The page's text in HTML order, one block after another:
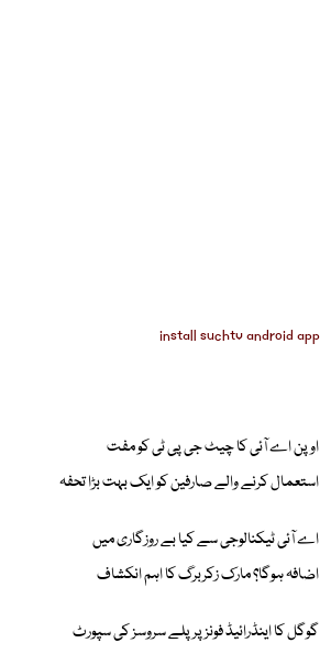
اوپن اے آئی کا چیٹ جی پی ٹی کو مفت
استعمال کرنے والے صارفین کو ایک بہت بڑا تحفہ
اے آئی ٹیکنالوجی سے کیا بے روزگاری میں
اضافہ ہوگا؟ مارک زکربرگ کا اہم انکشاف
گوگل کا اینڈرائیڈ فونز پر پلے سروسز کی سپورٹ